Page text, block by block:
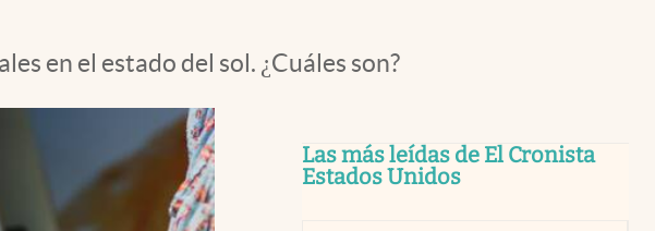
en el estado del sol. ¿Cuáles son?
Las más leídas de El Cronista
Estados Unidos